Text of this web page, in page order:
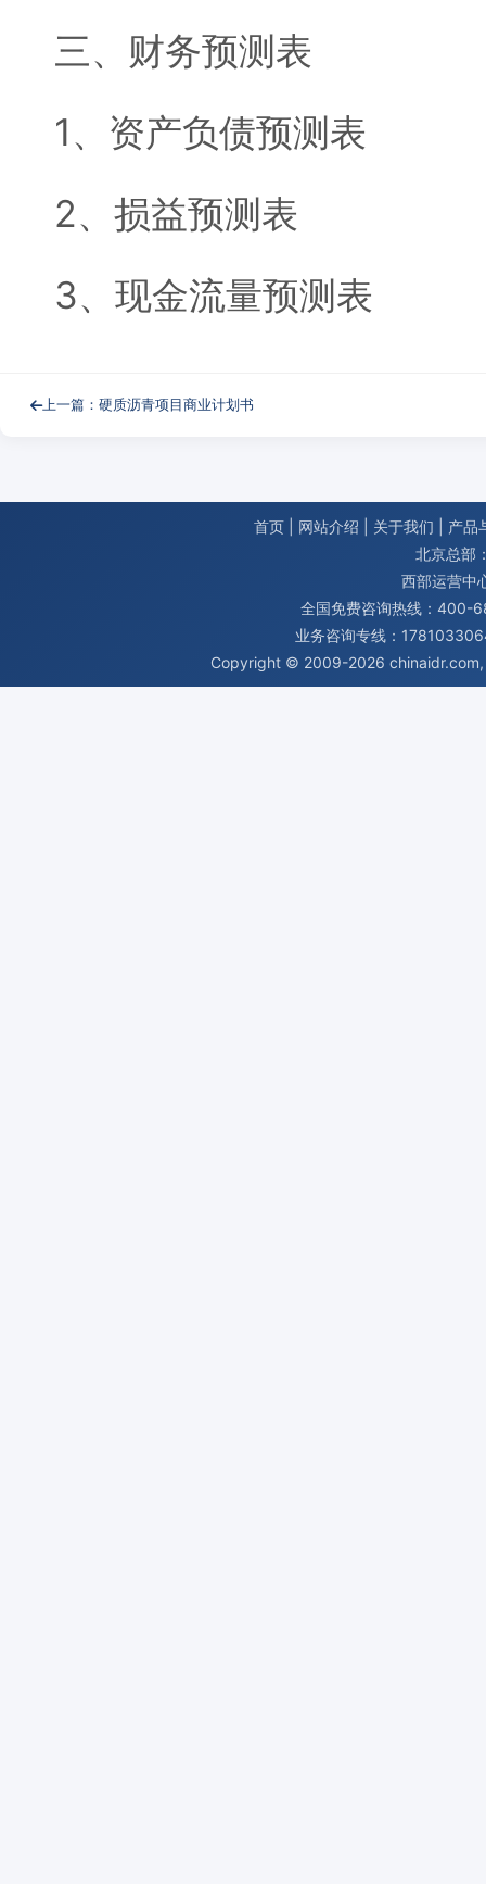
三、财务预测表
1、资产负债预测表
2、损益预测表
3、现金流量预测表
上一篇：硬质沥青项目商业计划书
首页 网站介绍 关于我们
产品
北京总部
西部运营中
全国免费咨询热线：400-
业务咨询专线：
Copyright © 2009-2026 chinaidr.com